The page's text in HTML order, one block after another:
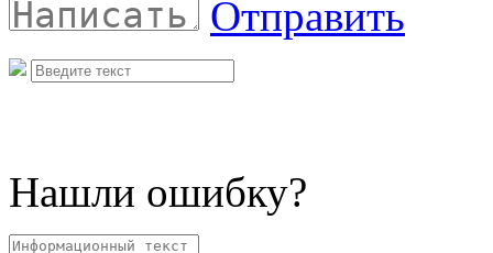
Отправить
Нашли ошибку?